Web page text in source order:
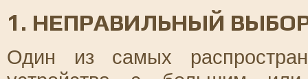
1. НЕПРАВИЛЬНЫЙ
Один из самых